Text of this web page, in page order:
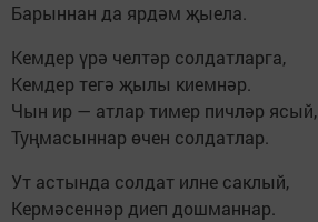
Барыннан да ярдәм җыела.
Кемдер үрә челтәр солдатларга,
Кемдер тегә җылы киемнәр.
Чын ир — атлар тимер пичләр ясый,
Туңмасыннар өчен солдатлар.
Ут астында солдат илне саклый,
Кермәсеннәр диеп дошманнар.